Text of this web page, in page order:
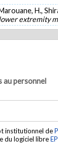
H.,
extremity
au personnel
institutionnel de
du logiciel libre